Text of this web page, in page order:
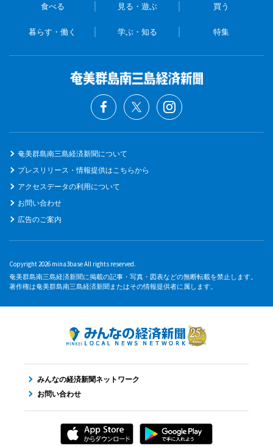
食べる 見る・遊ぶ 買う
暮らす・働く 学ぶ・知る 特集
奄美群島南三島経済新聞について
プレスリリース・情報提供はこちらから
アクセスデータの利用について
お問い合わせ
広告のご案内
Copyright 2026 mina3base All rights reserved.
奄美群島南三島経済新聞に掲載の記事・写真・図表などの無断転載を禁止します。
著作権は奄美群島南三島経済新聞またはその情報提供者に属します。
みんなの経済新聞ネットワーク
お問い合わせ